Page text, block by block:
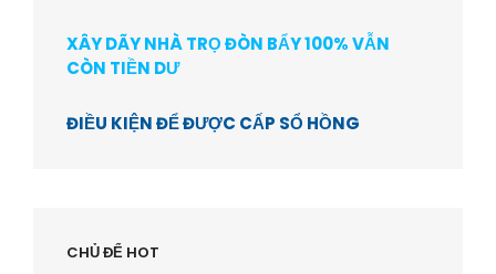
XÂY DÃY NHÀ TRỌ ĐÒN BẨY 100% VẪN
CÒN TIỀN DƯ
ĐIỀU KIỆN ĐỂ ĐƯỢC CẤP SỔ HỒNG
CHỦ ĐỂ HOT